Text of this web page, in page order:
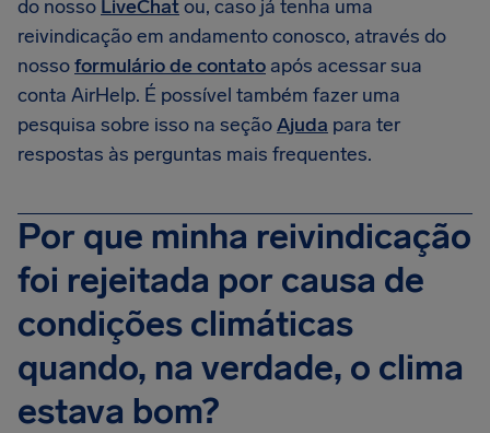
do nosso LiveChatou, caso já tenha uma
reivindicação em andamento conosco, através do
nossoformulário de contato após acessar sua
conta AirHelp. É possível também fazer uma
pesquisa sobre isso na seçãoAjuda para ter
respostas às perguntas mais frequentes.
Por que minha reivindicação
foi rejeitada por causa de
condições climáticas
quando, na verdade, o clima
estava bom?